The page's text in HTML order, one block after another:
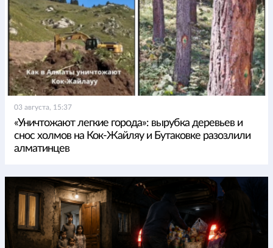
03 августа, 15:37
«Уничтожают легкие города»: вырубка деревьев и
снос холмов на Кок-Жайляу и Бутаковке разозлили
алматинцев